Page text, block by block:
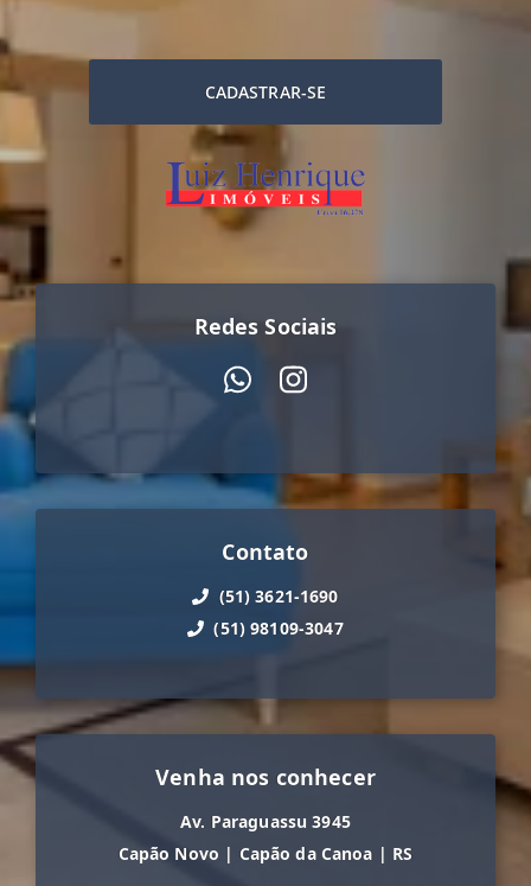
CADASTRAR-SE
Redes Sociais
Contato
(51) 3621-1690
(51) 98109-3047
Venha nos conhecer
Av. Paraguassu 3945
Capão Novo | Capão da Canoa | RS